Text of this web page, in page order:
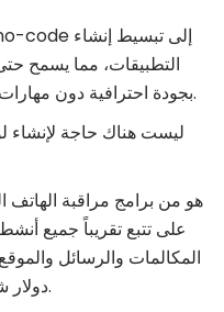
التطبيقات، مما يسمح
بجودة احترافية دون مهارات أو معرفة برمجية واسعة النطاق.
ليست هناك حاجة لإنشاء
على تتبع تقريباً جميع
المكالمات والرسائل
أسعار الاشتراك من thirty دولار شهري.